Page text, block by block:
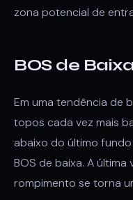
zona potencial de
BOS de
Em uma tendência de
topos cada vez mais
abaixo do último
BOS de baixa. A
rompimento se torna